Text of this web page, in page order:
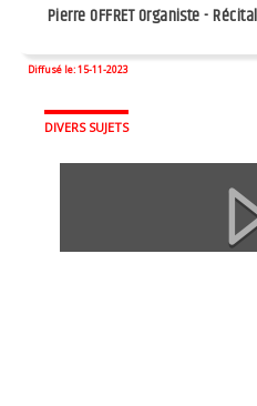
Pierre OFFRET Organiste -
Diffusé le: 15-11-2023
DIVERS SUJETS